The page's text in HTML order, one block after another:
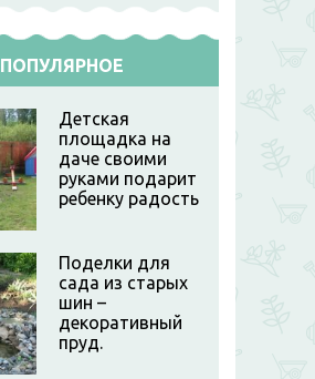
ПОПУЛЯРНОЕ
Детская
площадка на
даче своими
руками подарит
ребенку радость
Поделки для
сада из старых
шин –
декоративный
пруд.